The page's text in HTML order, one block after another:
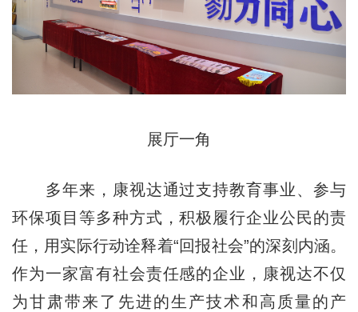
展厅一角
多年来，康视达通过支持教育事业、参与
环保项目等多种方式，积极履行企业公民的责
任，用实际行动诠释着“回报社会”的深刻内涵。
作为一家富有社会责任感的企业，康视达不仅
为甘肃带来了先进的生产技术和高质量的产